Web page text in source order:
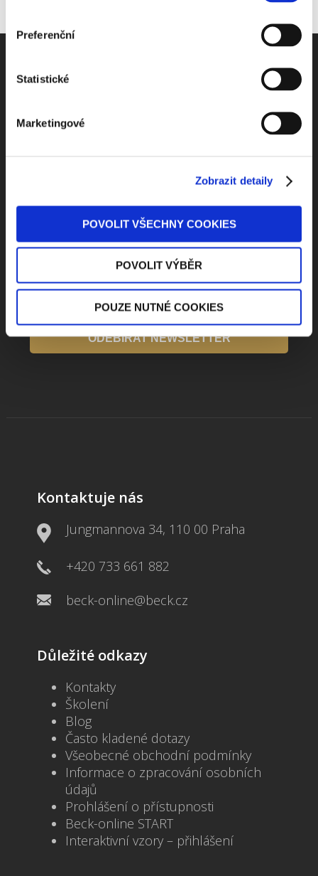
Preferenční
Statistické
Marketingové
Zobrazit detaily
POVOLIT VŠECHNY COOKIES
POVOLIT VÝBĚR
POUZE NUTNÉ COOKIES
Odebírejte Beck-online
toho nejpopulárnějšího obsahu.
Beru na vědomí zpracování osobních údajů
ODEBÍRAT NEWSLETTER
Kontaktuje nás
Jungmannova 34, 110 00 Praha
+420 733 661 882
beck-online@beck.cz
Důležité odkazy
Kontakty
Školení
Blog
Často kladené dotazy
Všeobecné obchodní podmínky
Informace o zpracování osobních
údajů
Prohlášení o přístupnosti
Beck-online START
Interaktivní vzory – přihlášení